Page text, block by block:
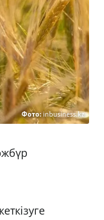
Фото:inbusiness.kz